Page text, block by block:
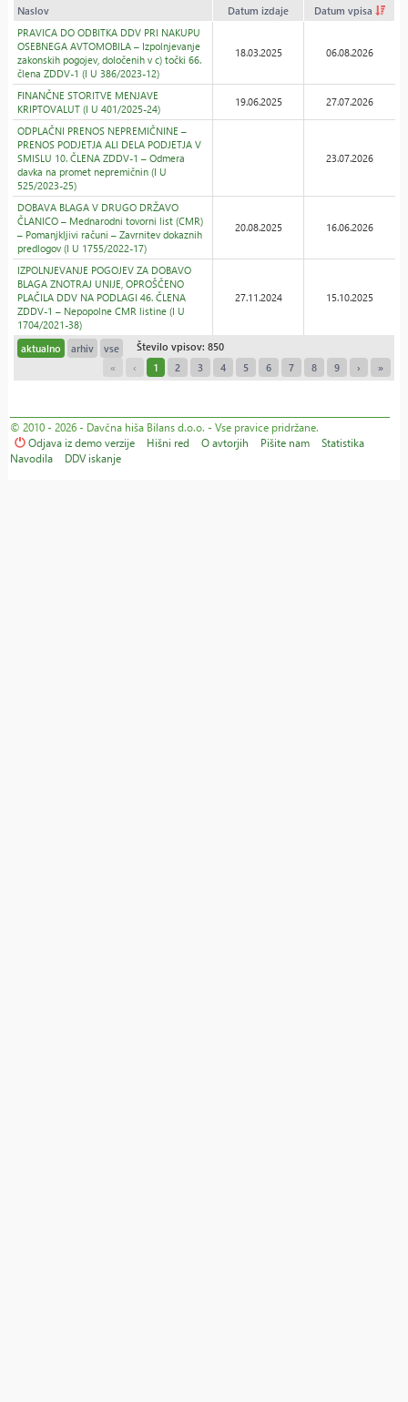
Naslov Datum izdaje
Datum vpisa
PRAVICA DO ODBITKA DDV PRI NAKUPU
OSEBNEGA AVTOMOBILA – Izpolnjevanje
zakonskih pogojev, določenih v c) točki 66.
člena ZDDV-1 (I U 386/2023-12)
18.03.2025 06.08.2026
FINANČNE STORITVE MENJAVE
KRIPTOVALUT (I U 401/2025-24)
19.06.2025 27.07.2026
ODPLAČNI PRENOS NEPREMIČNINE –
PRENOS PODJETJA ALI DELA PODJETJA V
SMISLU 10. ČLENA ZDDV-1 – Odmera
davka na promet nepremičnin (I U
525/2023-25)
23.07.2026
DOBAVA BLAGA V DRUGO DRŽAVO
ČLANICO – Mednarodni tovorni list (CMR)
– Pomanjkljivi računi – Zavrnitev dokaznih
predlogov (I U 1755/2022-17)
20.08.2025 16.06.2026
IZPOLNJEVANJE POGOJEV ZA DOBAVO
BLAGA ZNOTRAJ UNIJE, OPROŠČENO
PLAČILA DDV NA PODLAGI 46. ČLENA
ZDDV-1 – Nepopolne CMR listine (I U
1704/2021-38)
27.11.2024 15.10.2025
aktualno arhiv vse
Število vpisov: 850
«
‹ 1 2 3 4 5 6 7 8 9 › »
© 2010 - 2026 - Davčna hiša Bilans d.o.o. - Vse pravice pridržane.
Odjava iz demo verzije
Hišni red O avtorjih Pišite nam
Statistika
Navodila
DDV iskanje